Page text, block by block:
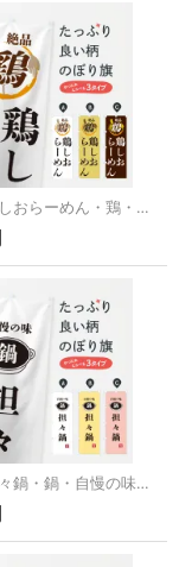
のぼり 鶏しおらーめん・鶏・鶏料理 のぼり旗
のぼり 担々鍋・鍋・自慢の味 のぼり旗